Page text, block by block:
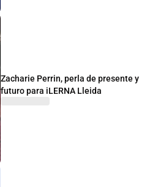
Zacharie Perrin, perla de presente y
futuro para iLERNA Lleida